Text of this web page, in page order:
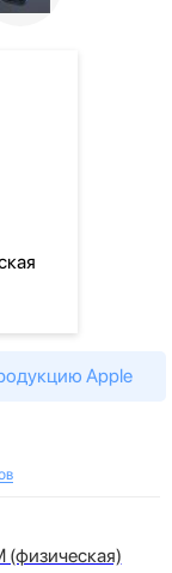
Apple
(физическая)